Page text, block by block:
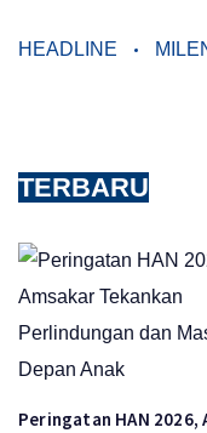
HEADLINE
TERBARU
Peringatan HAN